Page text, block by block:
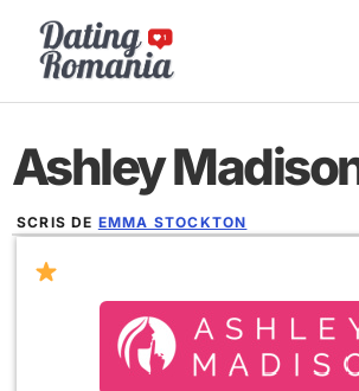
conținut
Ashley
SCRIS DE EMMA STOCKTON